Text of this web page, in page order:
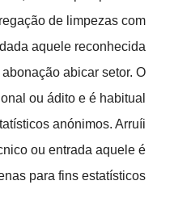
de limpezas com
aquele reconhecida
abicar setor. O
ou ádito e é habitual
anónimos. Arruíi
ou entrada aquele é
para fins estatísticos.